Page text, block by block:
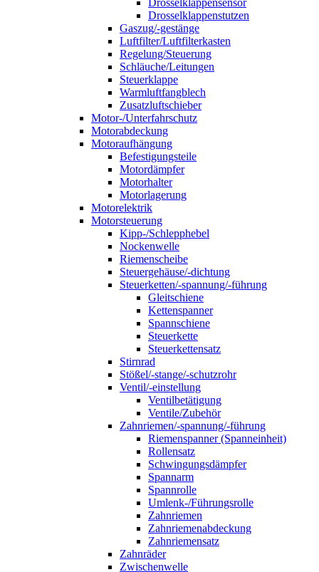
Drosselklappensensor
Drosselklappenstutzen
Gaszug/-gestänge
Luftfilter/Luftfilterkasten
Regelung/Steuerung
Schläuche/Leitungen
Steuerklappe
Warmluftfangblech
Zusatzluftschieber
Motor-/Unterfahrschutz
Motorabdeckung
Motoraufhängung
Befestigungsteile
Motordämpfer
Motorhalter
Motorlagerung
Motorelektrik
Motorsteuerung
Kipp-/Schlepphebel
Nockenwelle
Riemenscheibe
Steuergehäuse/-dichtung
Steuerketten/-spannung/-führung
Gleitschiene
Kettenspanner
Spannschiene
Steuerkette
Steuerkettensatz
Stirnrad
Stößel/-stange/-schutzrohr
Ventil/-einstellung
Ventilbetätigung
Ventile/Zubehör
Zahnriemen/-spannung/-führung
Riemenspanner (Spanneinheit)
Rollensatz
Schwingungsdämpfer
Spannarm
Spannrolle
Umlenk-/Führungsrolle
Zahnriemen
Zahnriemenabdeckung
Zahnriemensatz
Zahnräder
Zwischenwelle